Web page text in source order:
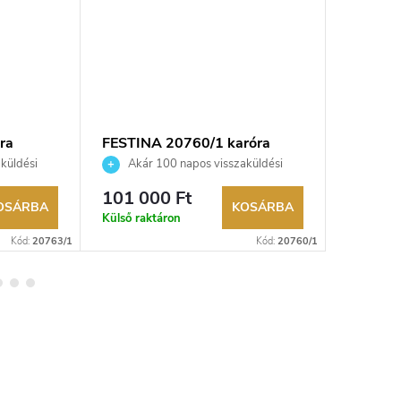
Kód: 20763/1
FESTINA 20760/1 karóra
Akár 100 napos visszaküldési
lehetőség. Hivatalos márkakereskedő.
101 000 Ft
Külső raktáron
KOSÁRBA
Kód: 20760/1